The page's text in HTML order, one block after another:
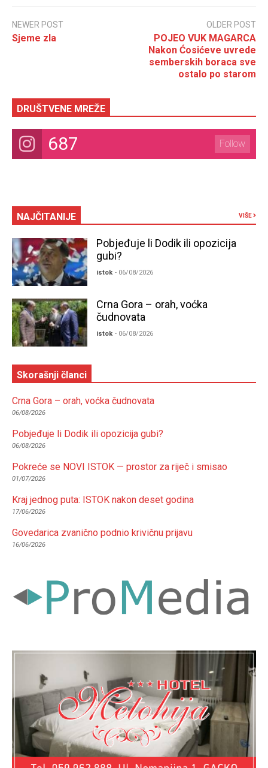
NEWER POST
Sjeme zla
OLDER POST
POJEO VUK MAGARCA
Nakon Ćosićeve uvrede
semberskih boraca sve
ostalo po starom
DRUŠTVENE MREŽE
687 Follow
NAJČITANIJE VIŠE
Pobjeđuje li Dodik ili opozicija
gubi?
istok - 06/08/2026
Crna Gora – orah, voćka
čudnovata
istok - 06/08/2026
Skorašnji članci
Crna Gora – orah, voćka čudnovata
06/08/2026
Pobjeđuje li Dodik ili opozicija gubi?
06/08/2026
Pokreće se NOVI ISTOK — prostor za riječ i smisao
01/07/2026
Kraj jednog puta: ISTOK nakon deset godina
17/06/2026
Govedarica zvanično podnio krivičnu prijavu
16/06/2026